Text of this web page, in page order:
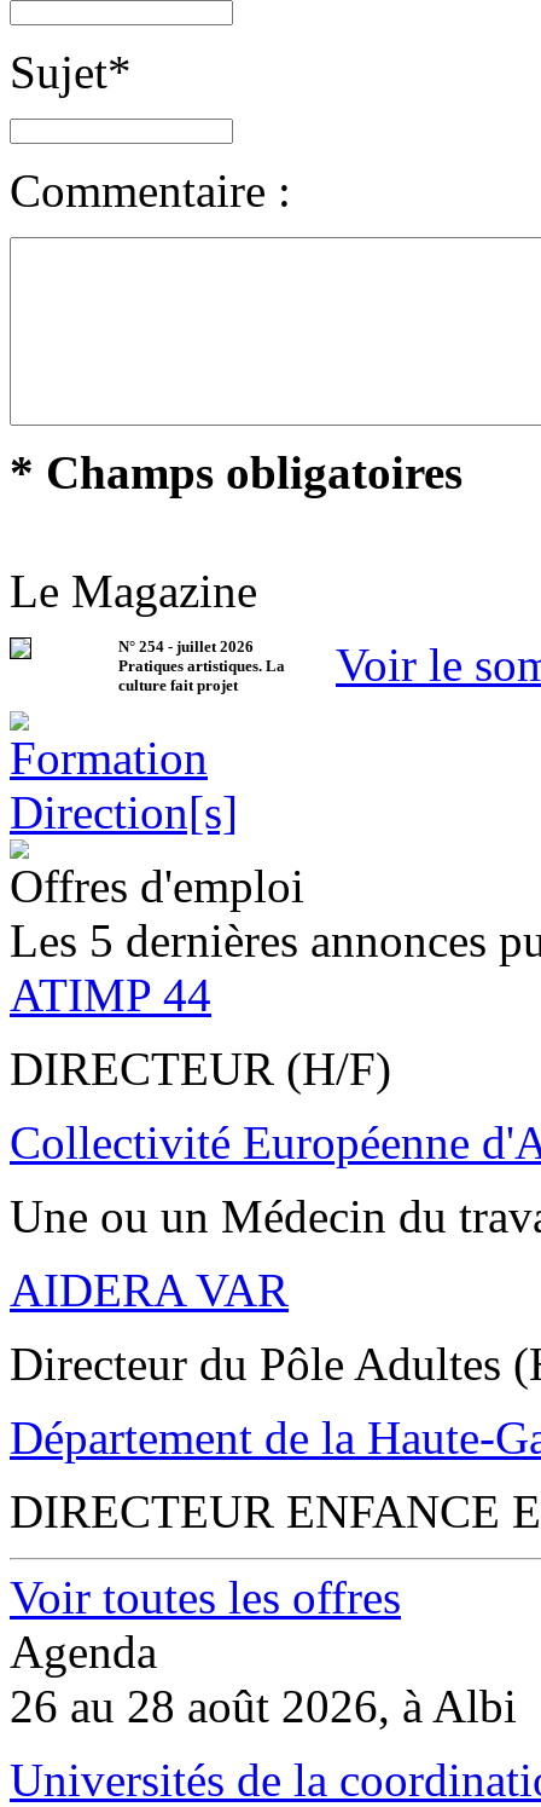
Sujet*
Commentaire :
* Champs obligatoires
Le Magazine
N° 254 - juillet 2026
Pratiques artistiques. La
culture fait projet
Voir le
Offres d'emploi
Les 5 dernières annonces
ATIMP 44
DIRECTEUR (H/F)
Collectivité Européenne
Une ou un Médecin du
AIDERA VAR
Directeur du Pôle Adultes
Département de la Haute-
DIRECTEUR ENFANCE
Voir toutes les offres
Agenda
26 au 28 août 2026, à Albi
Universités de la